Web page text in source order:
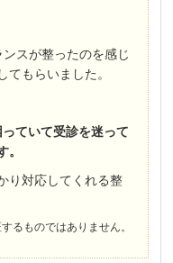
スが整ったのを感じ
てもらいました。
ていて受診を迷って
。
り対応してくれる整
るものではありません。